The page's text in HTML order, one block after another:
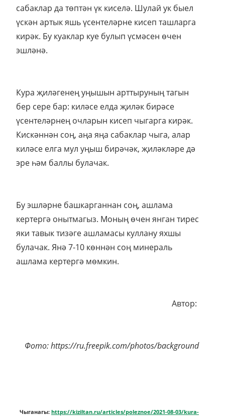
сабаклар да төптән үк киселә. Шулай ук быел
үскән артык яшь үсентеләрне кисеп ташларга
кирәк. Бу куаклар куе булып үсмәсен өчен
эшләнә.
Кура җиләгенең уңышын арттыруның тагын
бер сере бар: киләсе елда җиләк бирәсе
үсентеләрнең очларын кисеп чыгарга кирәк.
Кискәннән соң, аңа яңа сабаклар чыга, алар
киләсе елга мул уңыш бирәчәк, җиләкләре дә
эре һәм баллы булачак.
Бу эшләрне башкарганнан соң, ашлама
кертергә онытмагыз. Моның өчен янган тирес
яки тавык тизәге ашламасы куллану яхшы
булачак. Янә 7-10 көннән соң минераль
ашлама кертергә мөмкин.
Автор:
Фото: https://ru.freepik.com/photos/background
Чыганагы: https://kiziltan.ru/articles/poleznoe/2021-08-03/kura-